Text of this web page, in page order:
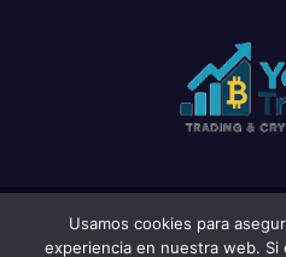
Funciona gracias a WordPress|
Usamos cookies para
experiencia en nuestra web.